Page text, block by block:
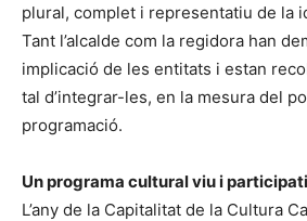
plural, complet i representatiu de la
Tant l’alcalde com la regidora han
implicació de les entitats i estan
tal d’integrar-les, en la mesura del
programació.
Un programa cultural viu i
L’any de la Capitalitat de la Cultura